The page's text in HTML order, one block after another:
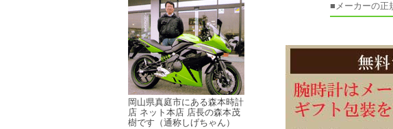
岡山県真庭市にある森本時計
店 ネット本店 店長の森本茂
樹です（通称しげちゃん）
■メーカーの正